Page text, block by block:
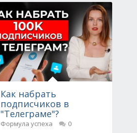
Как набрать
подписчиков в
"Телеграме"?
Формула успеха
0